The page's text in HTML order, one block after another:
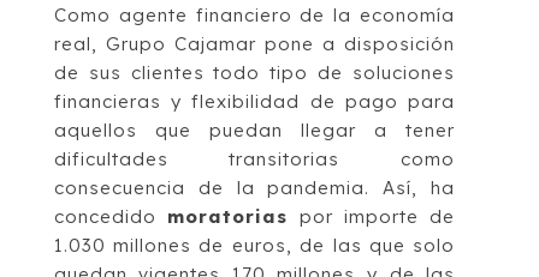
Como agente financiero de la economía
real, Grupo Cajamar pone a disposición
de sus clientes todo tipo de soluciones
financieras y flexibilidad de pago para
aquellos que puedan llegar a tener
dificultades transitorias como
consecuencia de la pandemia. Así, ha
concedido moratorias por importe de
1.030 millones de euros, de las que solo